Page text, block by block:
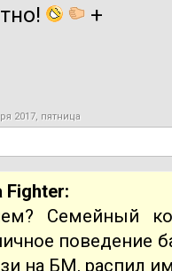
+
2017, пятница
Fighter:
Семейный
поведение
на БМ, распил